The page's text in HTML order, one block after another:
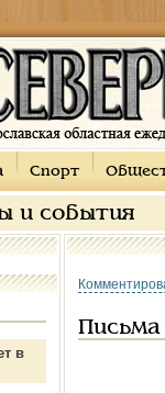
Спорт
и события
в
Письма